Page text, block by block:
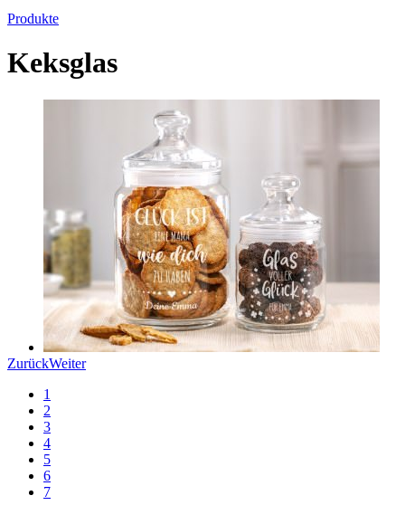
Produkte
Keksglas
ZurückWeiter
1
2
3
4
5
6
7